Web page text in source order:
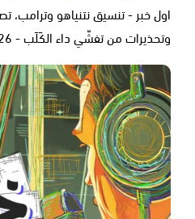
اول خبر - تنسيق نتنياهو وترامب،
وتحذيرات من تفشّي داء الكَلَب - 29.07.2026